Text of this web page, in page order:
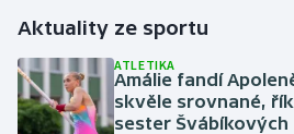
Gymnastika
Házená
Aktuality ze sportu
ATLETIKA
Amálie fandí
skvěle srovnané,
sester Švábíkových